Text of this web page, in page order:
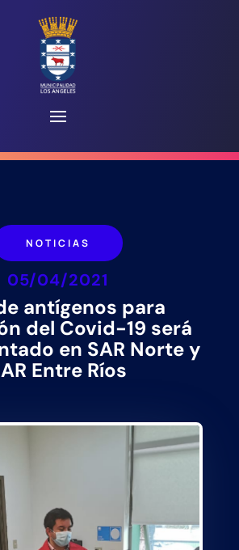
NOTICIAS
05/04/2021
antígenos para
del Covid-19 será
en SAR Norte y
Entre Ríos